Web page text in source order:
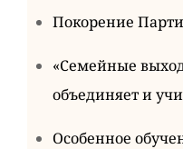
Покорение
«Семейные
объединяет и
Особенное